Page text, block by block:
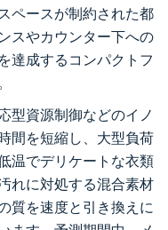
ペースが制約された都
スやカウンター下への
達成するコンパクトフ
型資源制御などのイノ
間を短縮し、大型負荷
温でデリケートな衣類
れに対処する混合素材
質を速度と引き換えに